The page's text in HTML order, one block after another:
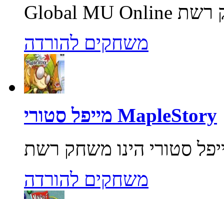
משחקים להורדה
מייפל סטורי MapleStory
משחקים להורדה